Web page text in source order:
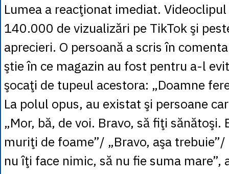
Lumea a reacţionat imediat.
140.000 de vizualizări pe TikTok şi
aprecieri. O persoană a scris în
ştie în ce magazin au fost pentru a-l
şocaţi de tupeul acestora: „Doamne
La polul opus, au existat şi persoane
„Mor, bă, de voi. Bravo, să fiţi sănătoşi.
muriţi de foame”/ „Bravo, aşa
nu îţi face nimic, să nu fie suma mare”,